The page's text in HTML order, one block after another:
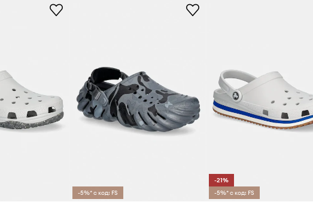
-5%* с код: FS
-21%
-5%* с код: FS